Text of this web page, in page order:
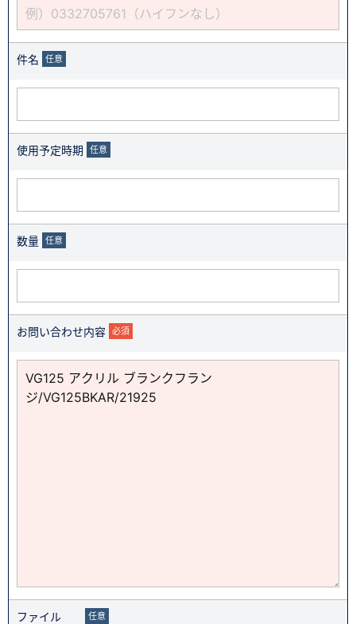
件名 任意
使用予定時期 任意
数量 任意
お問い合わせ内容 必須
ファイル 任意